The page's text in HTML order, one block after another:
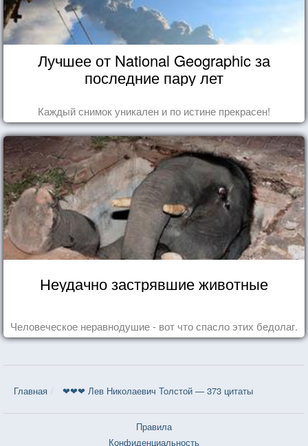
Лучшее от National Geographic за
последние пару лет
Каждый снимок уникален и по истине прекрасен!
Неудачно застрявшие животные
Человеческое неравнодушие - вот что спасло этих бедолаг.
Главная ❤❤❤ Лев Николаевич Толстой — 373 цитаты
Правила
Конфиденциальность